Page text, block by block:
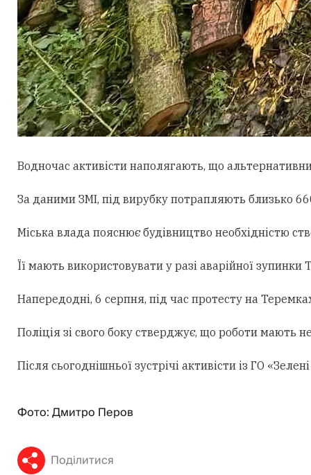
Водночас активісти наполягають, що
За даними ЗМІ, під вирубку потрапляють близько
Міська влада пояснює будівництво необхідністю
Її мають використовувати у разі аварійної
Напередодні, 6 серпня, під час протесту на
Поліція зі свого боку стверджує, що роботи мають
Після сьогоднішньої зустрічі активісти із ГО
Фото: Дмитро Перов
Поділитися